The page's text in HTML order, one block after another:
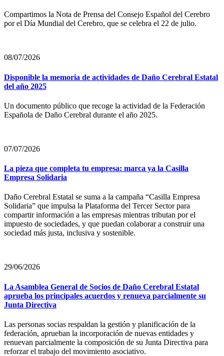
Compartimos la Nota de Prensa del Consejo Español del Cerebro
por el Día Mundial del Cerebro, que se celebra el 22 de julio.
08/07/2026
Disponible la memoria de actividades de Daño Cerebral Estatal
del año 2025
Un documento público que recoge la actividad de la Federación
Española de Daño Cerebral durante el año 2025.
07/07/2026
La pieza que completa tu empresa: marca ya la Casilla
Empresa Solidaria
Daño Cerebral Estatal se suma a la campaña “Casilla Empresa
Solidaria” que impulsa la Plataforma del Tercer Sector para
compartir información a las empresas mientras tributan por el
impuesto de sociedades, y que puedan colaborar a construir una
sociedad más justa, inclusiva y sostenible.
29/06/2026
La Asamblea General de Socios de Daño Cerebral Estatal
aprueba los principales acuerdos y renueva parcialmente su
Junta Directiva
Las personas socias respaldan la gestión y planificación de la
federación, aprueban la incorporación de nuevas entidades y
renuevan parcialmente la composición de su Junta Directiva para
reforzar el trabajo del movimiento asociativo.